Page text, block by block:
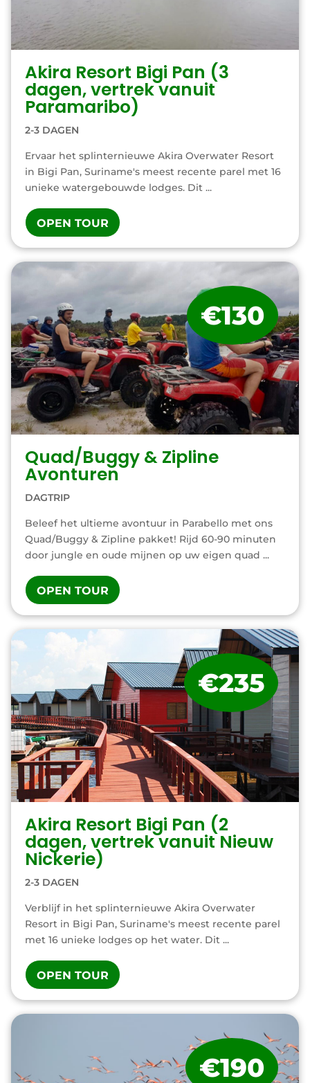
Akira Resort Bigi Pan (3
dagen, vertrek vanuit
Paramaribo)
2-3 DAGEN
Ervaar het splinternieuwe Akira Overwater Resort
in Bigi Pan, Suriname's meest recente parel met 16
unieke watergebouwde lodges. Dit ...
OPEN TOUR
Quad/Buggy & Zipline
Avonturen
DAGTRIP
Beleef het ultieme avontuur in Parabello met ons
Quad/Buggy & Zipline pakket! Rijd 60-90 minuten
door jungle en oude mijnen op uw eigen quad ...
OPEN TOUR
€130
Akira Resort Bigi Pan (2
dagen, vertrek vanuit Nieuw
Nickerie)
2-3 DAGEN
Verblijf in het splinternieuwe Akira Overwater
Resort in Bigi Pan, Suriname's meest recente parel
met 16 unieke lodges op het water. Dit ...
OPEN TOUR
€235
€190